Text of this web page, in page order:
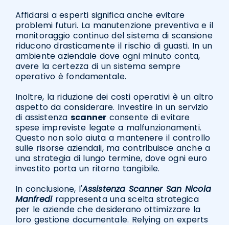
Affidarsi a esperti significa anche evitare
problemi futuri. La manutenzione preventiva e il
monitoraggio continuo del sistema di scansione
riducono drasticamente il rischio di guasti. In un
ambiente aziendale dove ogni minuto conta,
avere la certezza di un sistema sempre
operativo è fondamentale.
Inoltre, la riduzione dei costi operativi è un altro
aspetto da considerare. Investire in un servizio
di assistenza scanner consente di evitare
spese impreviste legate a malfunzionamenti.
Questo non solo aiuta a mantenere il controllo
sulle risorse aziendali, ma contribuisce anche a
una strategia di lungo termine, dove ogni euro
investito porta un ritorno tangibile.
In conclusione, l'Assistenza Scanner San Nicola
Manfredirappresenta una scelta strategica
per le aziende che desiderano ottimizzare la
loro gestione documentale. Relying on experts